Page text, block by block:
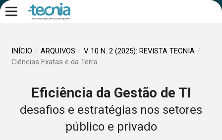
INÍCIO / ARQUIVOS / V. 10 N. 2 (2025): REVISTA TECNIA /
Ciências Exatas e da Terra
Eficiência da Gestão de TI
desafios e estratégias nos setores
público e privado